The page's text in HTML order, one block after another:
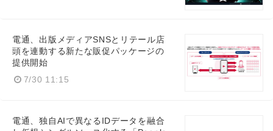
電通、出版メディアSNSとリテール店
頭を連動する新たな販促パッケージの
提供開始
7/30 11:15
電通、独自AIで異なるIDデータを融合